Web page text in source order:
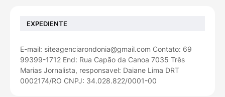
EXPEDIENTE
E-mail: siteagenciarondonia@gmail.com Contato: 69
99399-1712 End: Rua Capão da Canoa 7035 Três
Marias Jornalista, responsavel: Daiane Lima DRT
0002174/RO CNPJ: 34.028.822/0001-00